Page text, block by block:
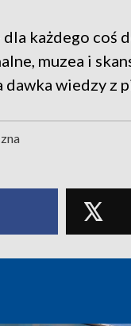
każdego coś
muzea i
dawka wiedzy z